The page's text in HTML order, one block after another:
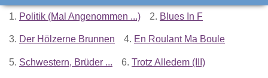
1. Politik (Mal Angenommen ...) 2. Blues In F
3. Der Hölzerne Brunnen 4. En Roulant Ma Boule
5. Schwestern, Brüder ... 6. Trotz Alledem (III)